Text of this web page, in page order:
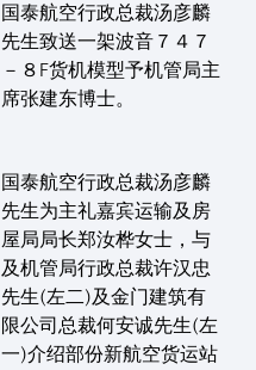
国泰航空行政总裁汤彦麟
先生致送一架波音７４７
－８F货机模型予机管局主
席张建东博士。
国泰航空行政总裁汤彦麟
先生为主礼嘉宾运输及房
屋局局长郑汝桦女士，与
及机管局行政总裁许汉忠
先生(左二)及金门建筑有
限公司总裁何安诚先生(左
一)介绍部份新航空货运站